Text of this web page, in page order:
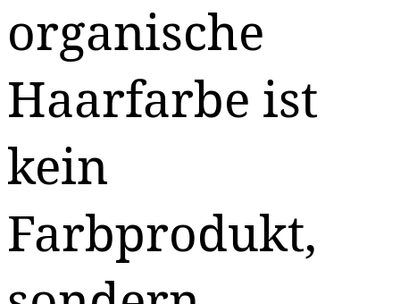
organische
Haarfarbe ist
kein
Farbprodukt,